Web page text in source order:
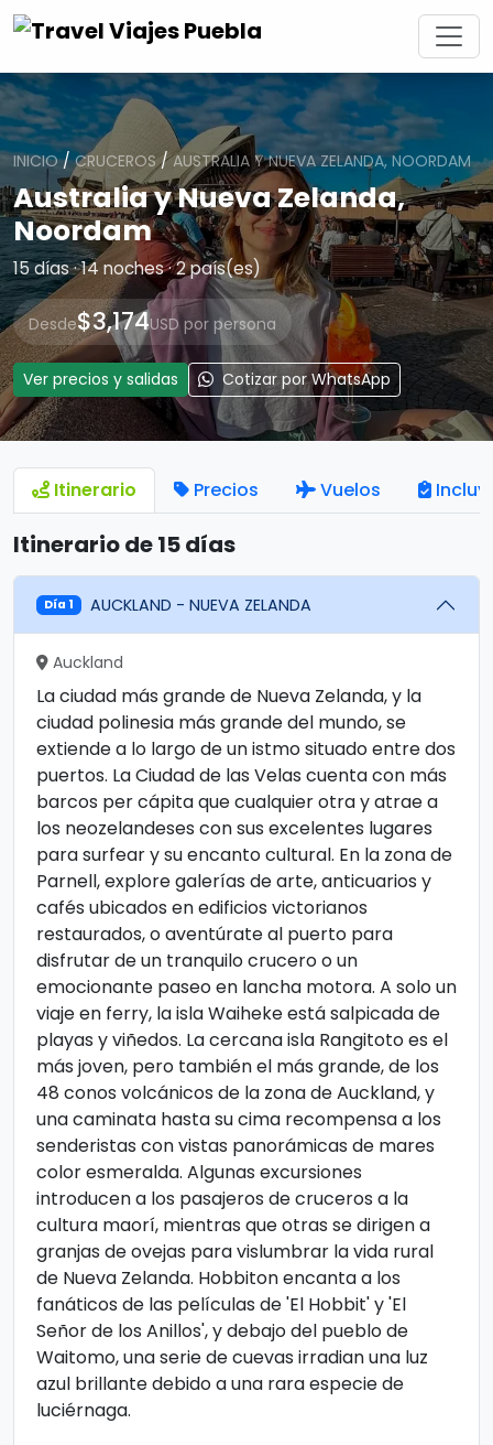
INICIO/CRUCEROS/AUSTRALIA Y NUEVA ZELANDA, NOORDAM
Australia y Nueva Zelanda,
Noordam
15 días · 14 noches · 2 país(es)
Desde$3,174USD por persona
Ver precios y salidas Cotizar por WhatsApp
Itinerario Precios Vuelos
Itinerario de 15 días
Día 1 AUCKLAND - NUEVA ZELANDA
Auckland
La ciudad más grande de Nueva Zelanda, y la
ciudad polinesia más grande del mundo, se
extiende a lo largo de un istmo situado entre dos
puertos. La Ciudad de las Velas cuenta con más
barcos per cápita que cualquier otra y atrae a
los neozelandeses con sus excelentes lugares
para surfear y su encanto cultural. En la zona de
Parnell, explore galerías de arte, anticuarios y
cafés ubicados en edificios victorianos
restaurados, o aventúrate al puerto para
disfrutar de un tranquilo crucero o un
emocionante paseo en lancha motora. A solo un
viaje en ferry, la isla Waiheke está salpicada de
playas y viñedos. La cercana isla Rangitoto es el
más joven, pero también el más grande, de los
48 conos volcánicos de la zona de Auckland, y
una caminata hasta su cima recompensa a los
senderistas con vistas panorámicas de mares
color esmeralda. Algunas excursiones
introducen a los pasajeros de cruceros a la
cultura maorí, mientras que otras se dirigen a
granjas de ovejas para vislumbrar la vida rural
de Nueva Zelanda. Hobbiton encanta a los
fanáticos de las películas de 'El Hobbit' y 'El
Señor de los Anillos', y debajo del pueblo de
Waitomo, una serie de cuevas irradian una luz
azul brillante debido a una rara especie de
luciérnaga.